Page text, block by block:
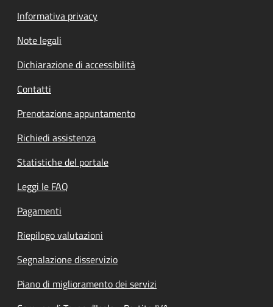
Informativa privacy
Note legali
Dichiarazione di accessibilità
Contatti
Prenotazione appuntamento
Richiedi assistenza
Statistiche del portale
Leggi le FAQ
Pagamenti
Riepilogo valutazioni
Segnalazione disservizio
Piano di miglioramento dei servizi